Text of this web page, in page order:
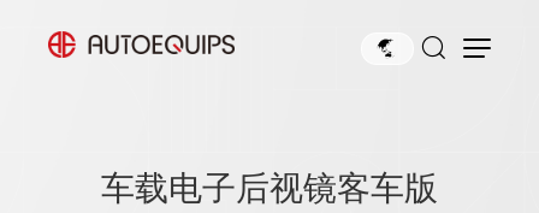
车载电子后视镜客车版